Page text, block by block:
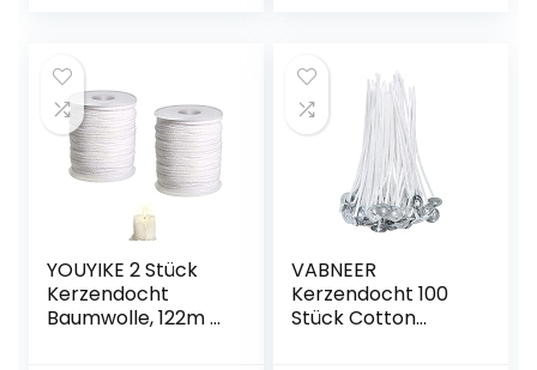
YOUYIKE 2 Stück
Kerzendocht
Baumwolle, 122m /
VABNEER
Kerzendocht 100
Stück Cotton